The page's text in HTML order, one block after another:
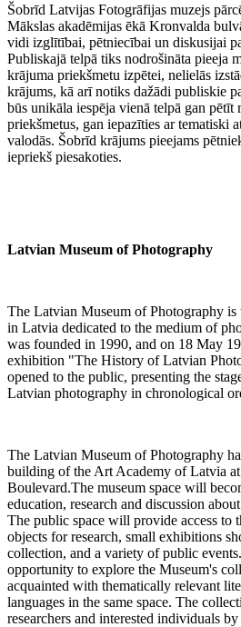
Šobrīd Latvijas Fotogrāfijas muzejs
Mākslas akadēmijas ēkā Kronvalda
vidi izglītībai, pētniecībai un diskusijai
Publiskajā telpā tiks nodrošināta pieeja
krājuma priekšmetu izpētei, nelielās
krājums, kā arī notiks dažādi publiskie
būs unikāla iespēja vienā telpā gan pētīt
priekšmetus, gan iepazīties ar tematiski
valodās. Šobrīd krājums pieejams
iepriekš piesakoties.
Latvian Museum of Photography
The Latvian Museum of Photography
in Latvia dedicated to the medium of
was founded in 1990, and on 18 May
exhibition "The History of Latvian
opened to the public, presenting the
Latvian photography in chronological
The Latvian Museum of Photography
building of the Art Academy of Latvia
Boulevard.The museum space will
education, research and discussion
The public space will provide access to
objects for research, small exhibitions
collection, and a variety of public
opportunity to explore the Museum's
acquainted with thematically relevant
languages in the same space. The
researchers and interested individuals